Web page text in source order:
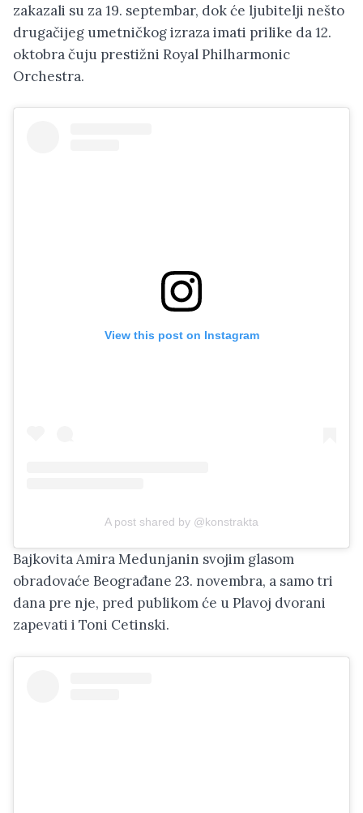
zakazali su za 19. septembar, dok će ljubitelji nešto
drugačijeg umetničkog izraza imati prilike da 12.
oktobra čuju prestižni Royal Philharmonic
Orchestra.
View this post on Instagram
A post shared by @konstrakta
Bajkovita Amira Medunjanin svojim glasom
obradovaće Beograđane 23. novembra, a samo tri
dana pre nje, pred publikom će u Plavoj dvorani
zapevati i Toni Cetinski.